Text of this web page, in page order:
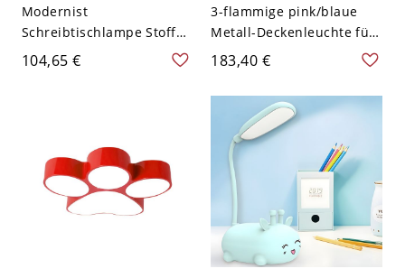
Modernist
Schreibtischlampe Stoff
Einzelbirne Kinderzimmer
Nachttischleuchte mit
104,65 €
3-flammige pink/blaue
Metall-Deckenleuchte für
LED mit weißem Schirm -
110V-120V Flugzeug
183,40 €